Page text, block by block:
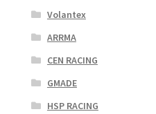
Volantex
ARRMA
CEN RACING
GMADE
HSP RACING